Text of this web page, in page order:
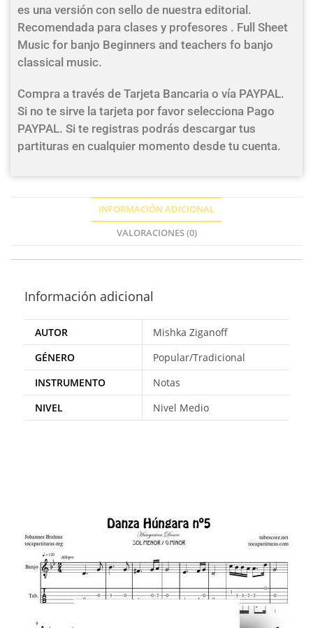
es una versión con sello de nuestra editorial.
Recomendada para clases y profesores . Full Sheet
Music for banjo Beginners and teachers fo banjo
classical music.
Compra a través de Tarjeta Bancaria o vía PAYPAL.
Si no te sirve la tarjeta por favor selecciona Pago
PAYPAL. Si te registras podrás descargar tus
partituras en cualquier momento desde tu cuenta.
INFORMACIÓN ADICIONAL
VALORACIONES (0)
Información adicional
AUTOR
Mishka Ziganoff
GÉNERO
Popular/Tradicional
INSTRUMENTO
Notas
NIVEL
Nivel Medio